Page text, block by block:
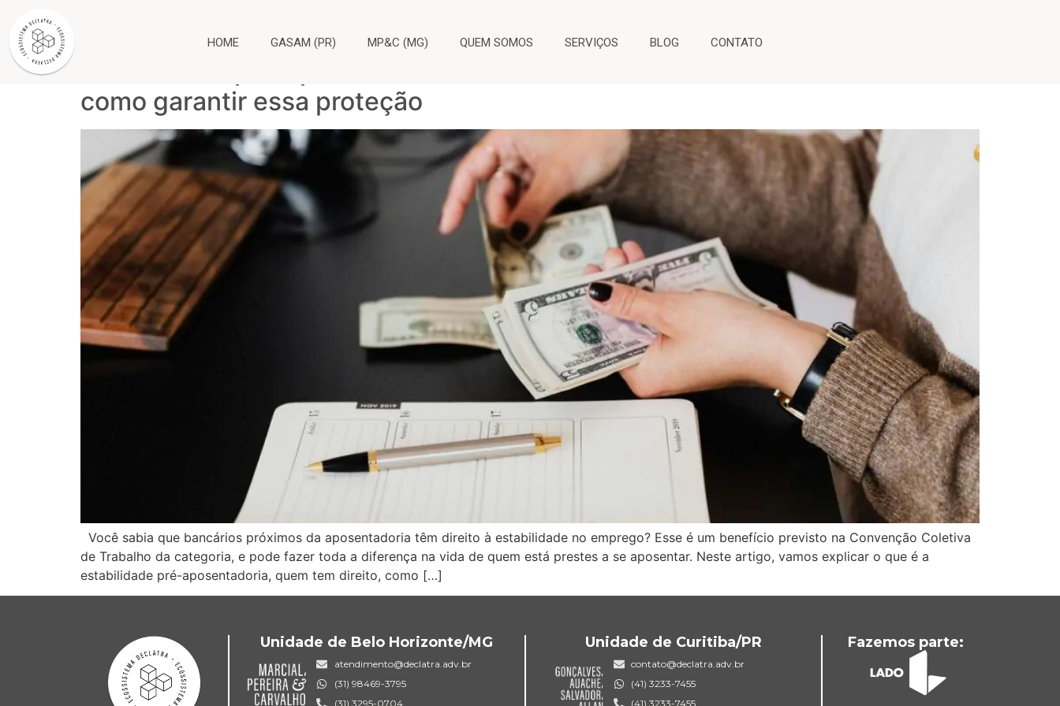
HOME GASAM (PR) MP&C (MG) QUEM SOMOS SERVIÇOS BLOG CONTATO
como garantir essa proteção
Você sabia que bancários próximos da aposentadoria têm direito à estabilidade no emprego? Esse é um benefício previsto na Convenção Coletiva
de Trabalho da categoria, e pode fazer toda a diferença na vida de quem está prestes a se aposentar. Neste artigo, vamos explicar o que é a
estabilidade pré-aposentadoria, quem tem direito, como […]
Unidade de Belo Horizonte/MG
atendimento@declatra.adv.br
(31) 98469-3795
(31) 3295-0704
Unidade de Curitiba/PR
contato@declatra.adv.br
(41) 3233-7455
(41) 3233-7455
Fazemos parte: